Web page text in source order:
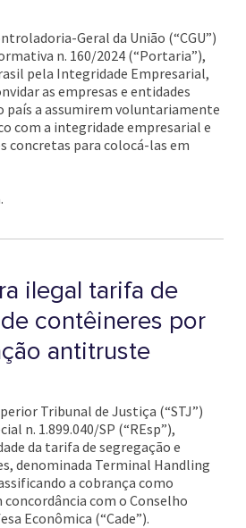
Geral da União (“CGU”)
n. 160/2024 (“Portaria”),
pela Integridade Empresarial,
as empresas e entidades
país a assumirem voluntariamente
com a integridade empresarial e
concretas para colocá-las em
ilegal tarifa de
contêineres por
antitruste
Tribunal de Justiça (“STJ”)
n. 1.899.040/SP (“REsp”),
da tarifa de segregação e
denominada Terminal Handling
a cobrança como
com o Conselho
Econômica (“Cade”).